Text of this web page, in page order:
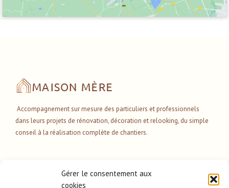
Gérer le consentement aux
cookies
Accompagnement sur mesure des particuliers et professionnels
dans leurs projets de rénovation, décoration et relooking, du simple
conseil à la réalisation complète de chantiers.